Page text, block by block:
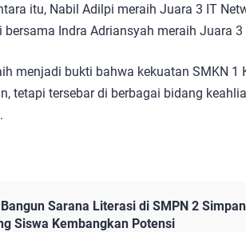
itu, Nabil Adilpi meraih Juara 3 IT
Indra Adriansyah meraih Juara
menjadi bukti bahwa kekuatan SMKN 1
tetapi tersebar di berbagai bidang
Sarana Literasi di SMPN 2
Siswa Kembangkan Potensi